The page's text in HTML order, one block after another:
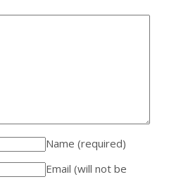
Name (required)
Email (will not be